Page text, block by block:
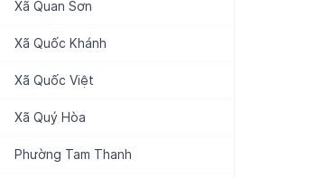
Xã Quan Sơn
Xã Quốc Khánh
Xã Quốc Việt
Xã Quý Hòa
Phường Tam Thanh